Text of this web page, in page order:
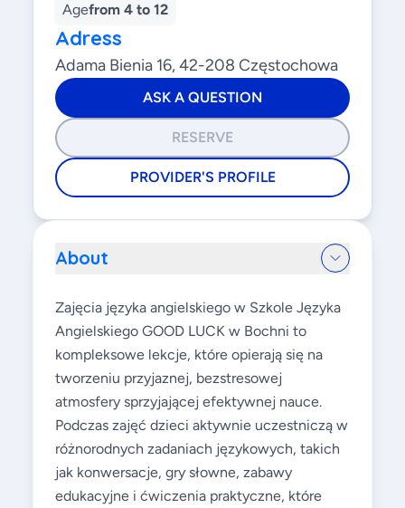
Agefrom 4 to 12
Adress
Adama Bienia 16, 42-208 Częstochowa
ASK A QUESTION
RESERVE
PROVIDER'S PROFILE
About
Zajęcia języka angielskiego w Szkole Języka
Angielskiego GOOD LUCK w Bochni to
kompleksowe lekcje, które opierają się na
tworzeniu przyjaznej, bezstresowej
atmosfery sprzyjającej efektywnej nauce.
Podczas zajęć dzieci aktywnie uczestniczą w
różnorodnych zadaniach językowych, takich
jak konwersacje, gry słowne, zabawy
edukacyjne i ćwiczenia praktyczne, które